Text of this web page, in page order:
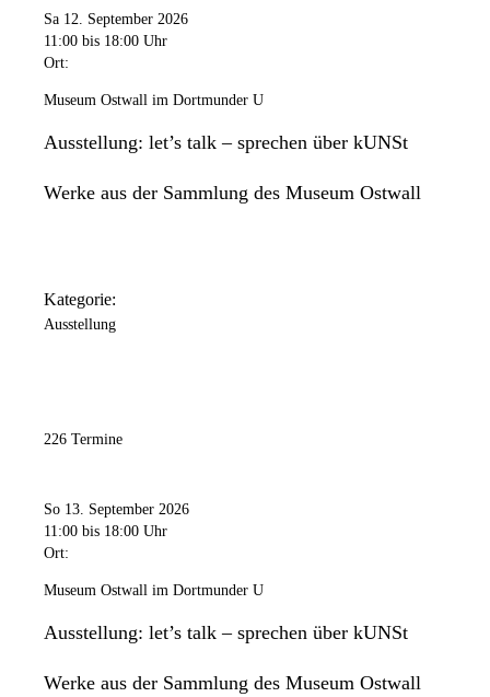
Sa 12. September 2026
11:00 bis 18:00 Uhr
Ort:
Museum Ostwall im Dortmunder U
Ausstellung: let’s talk – sprechen über kUNSt
Werke aus der Sammlung des Museum Ostwall
Kategorie:
Ausstellung
226 Termine
So 13. September 2026
11:00 bis 18:00 Uhr
Ort:
Museum Ostwall im Dortmunder U
Ausstellung: let’s talk – sprechen über kUNSt
Werke aus der Sammlung des Museum Ostwall